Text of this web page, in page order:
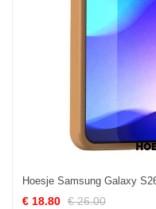
Hoesje Samsung Galaxy
€ 18.80 € 26.00